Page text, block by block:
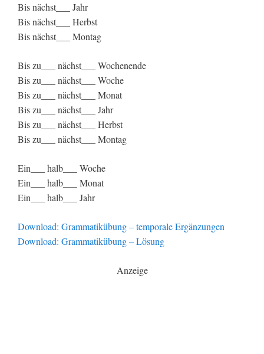
Bis nächst___ Jahr
Bis nächst___ Herbst
Bis nächst___ Montag
Bis zu___ nächst___ Wochenende
Bis zu___ nächst___ Woche
Bis zu___ nächst___ Monat
Bis zu___ nächst___ Jahr
Bis zu___ nächst___ Herbst
Bis zu___ nächst___ Montag
Ein___ halb___ Woche
Ein___ halb___ Monat
Ein___ halb___ Jahr
Download: Grammatikübung – temporale Ergänzungen
Download: Grammatikübung – Lösung
Anzeige